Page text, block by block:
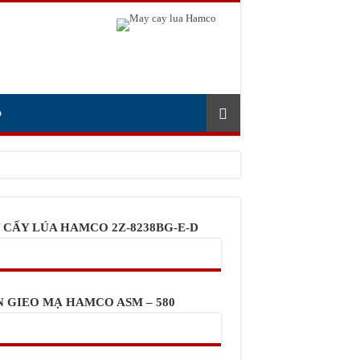
LÚA HAMCO 2Z-8238BG-E-D
GIEO MẠ HAMCO ASM – 580